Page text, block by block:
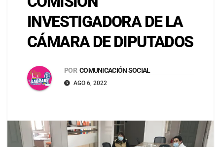
INVESTIGADORA DE LA
CÁMARA DE DIPUTADOS
POR COMUNICACIÓN SOCIAL
AGO 6, 2022